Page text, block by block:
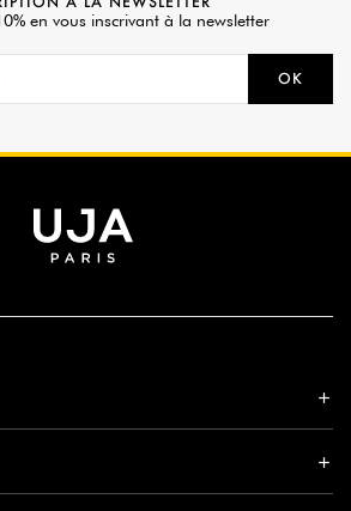
en vous inscrivant à la newsletter
OK